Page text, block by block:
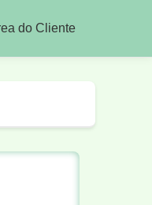
do Cliente